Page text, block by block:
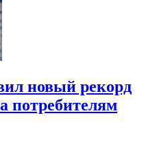
новый рекорд
потребителям